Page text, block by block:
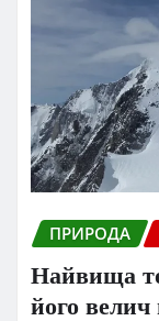
ПРИРОДА
Найвища
його